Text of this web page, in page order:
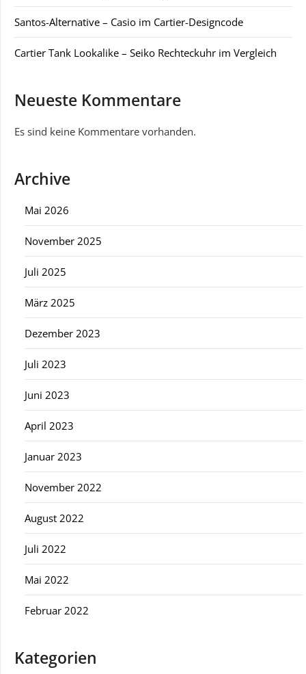
Santos-Alternative – Casio im Cartier-Designcode
Cartier Tank Lookalike – Seiko Rechteckuhr im Vergleich
Neueste Kommentare
Es sind keine Kommentare vorhanden.
Archive
Mai 2026
November 2025
Juli 2025
März 2025
Dezember 2023
Juli 2023
Juni 2023
April 2023
Januar 2023
November 2022
August 2022
Juli 2022
Mai 2022
Februar 2022
Kategorien